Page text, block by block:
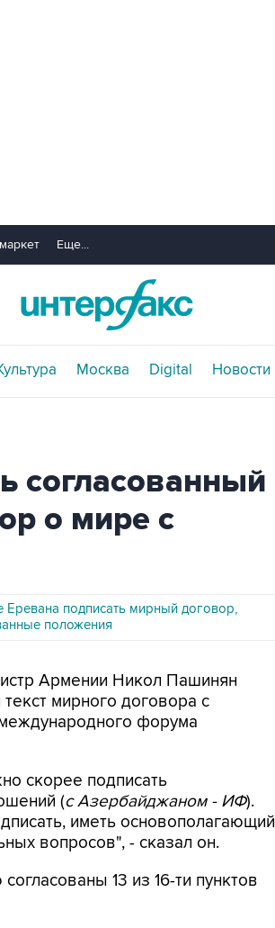
Еще...
Москва Digital Новости
согласованный
о мире с
Еревана подписать мирный договор,
положения
Армении Никол Пашинян
мирного договора с
форума
скорее подписать
(с Азербайджаном - ИФ).
иметь основополагающий
вопросов", - сказал он.
13 из 16-ти пунктов